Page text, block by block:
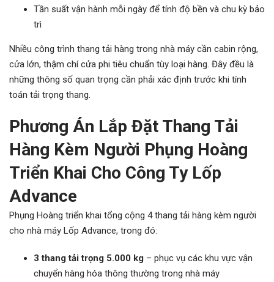
Tần suất vận hành mỗi ngày để tính độ bền và chu kỳ bảo
trì
Nhiều công trình thang tải hàng trong nhà máy cần cabin rộng,
cửa lớn, thậm chí cửa phi tiêu chuẩn tùy loại hàng. Đây đều là
những thông số quan trọng cần phải xác định trước khi tính
toán tải trọng thang.
Phương Án Lắp Đặt Thang Tải
Hàng Kèm Người Phụng Hoàng
Triển Khai Cho Công Ty Lốp
Advance
Phụng Hoàng triển khai tổng cộng 4 thang tải hàng kèm người
cho nhà máy Lốp Advance, trong đó:
3 thang tải trọng 5.000 kg – phục vụ các khu vực vận
chuyển hàng hóa thông thường trong nhà máy